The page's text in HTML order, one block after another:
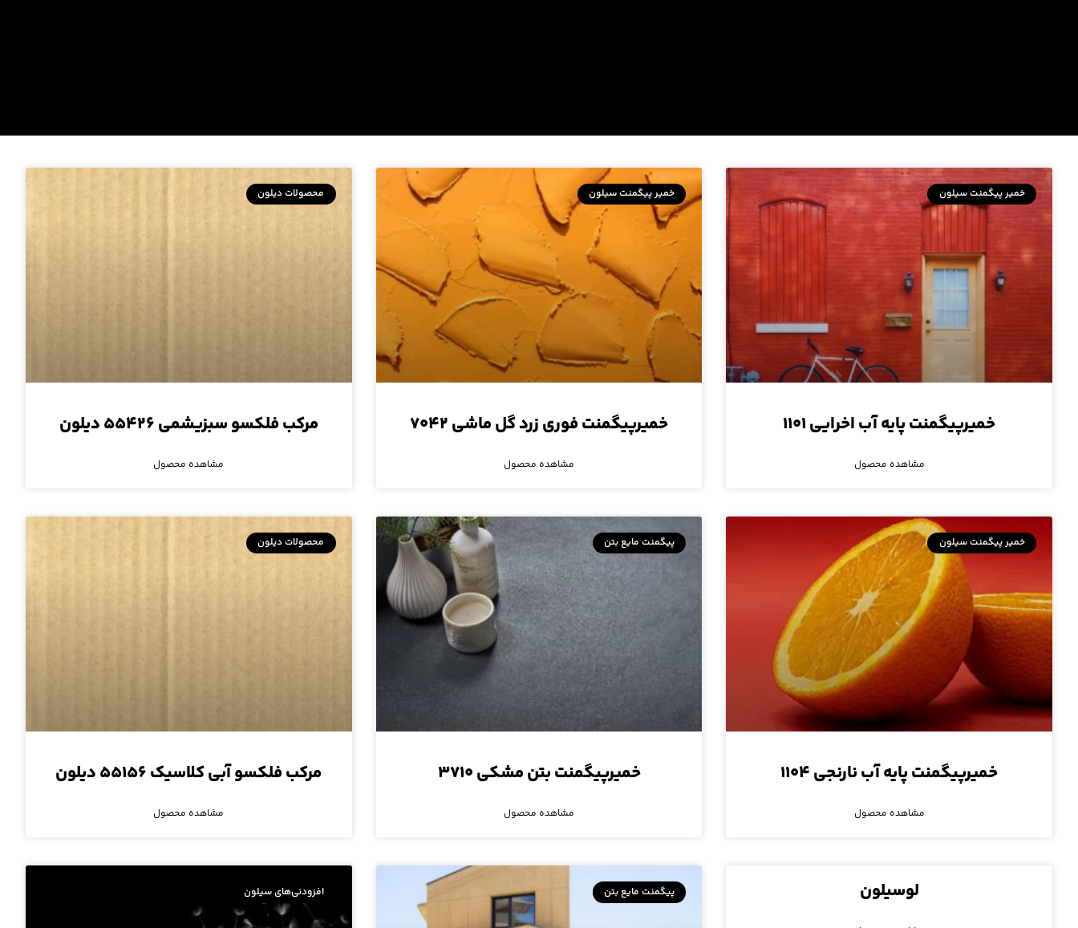
خمیر پیگمنت سیلون
خمیرپیگمنت پایه آب اخرایی ۱۱۰۱
مشاهده محصول
خمیر پیگمنت سیلون
خمیرپیگمنت فوری زرد گل ماشی ۷۰۴۲
مشاهده محصول
محصولات دیلون
مرکب فلکسو سبزیشمی ۵۵۴۲۶ دیلون
مشاهده محصول
خمیر پیگمنت سیلون
خمیرپیگمنت پایه آب نارنجی ۱۱۰۴
مشاهده محصول
پیگمنت مایع بتن
خمیرپیگمنت بتن مشکی ۳۷۱۰
مشاهده محصول
محصولات دیلون
مرکب فلکسو آبی کلاسیک ۵۵۱۵۶ دیلون
مشاهده محصول
لوسیلون پیگمنت مایع بتن افزودنی‌های سیلون